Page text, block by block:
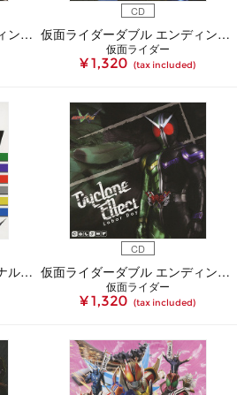
仮面ライダーダブル エンディングテーマ2 Free your Heat
CD
仮面ライダーダブル エンディングテーマ3 Finger on the Trigger
仮面ライダー
¥ 1,320 (tax included)
仮面ライダーダブル オリジナルサウンドトラック
CD
仮面ライダーダブル エンディングテーマ1 Cyclone Effect
仮面ライダー
¥ 1,320 (tax included)